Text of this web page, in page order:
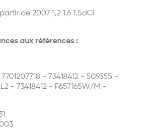
de 2007 1,2 1,6 1.5dCi
aux références :
- 73418412 - 509355 -
- 73418412 - F657165W/M -